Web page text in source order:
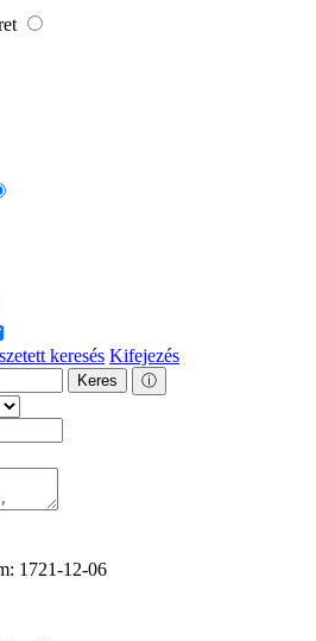
keresés Kifejezés
Keres ⓘ
1721-12-06